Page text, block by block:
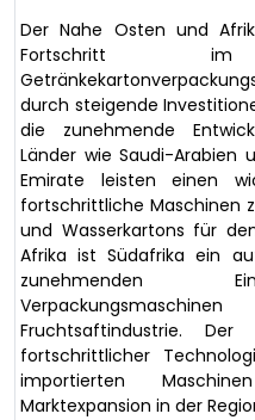
Der Nahe Osten und
Fortschritt
durch steigende
die zunehmende
Länder wie Saudi-Arabien
Emirate leisten einen
fortschrittliche Maschinen
und Wasserkartons für
Afrika ist Südafrika ein
zunehmenden
Fruchtsaftindustrie.
fortschrittlicher
importierten
Marktexpansion in der